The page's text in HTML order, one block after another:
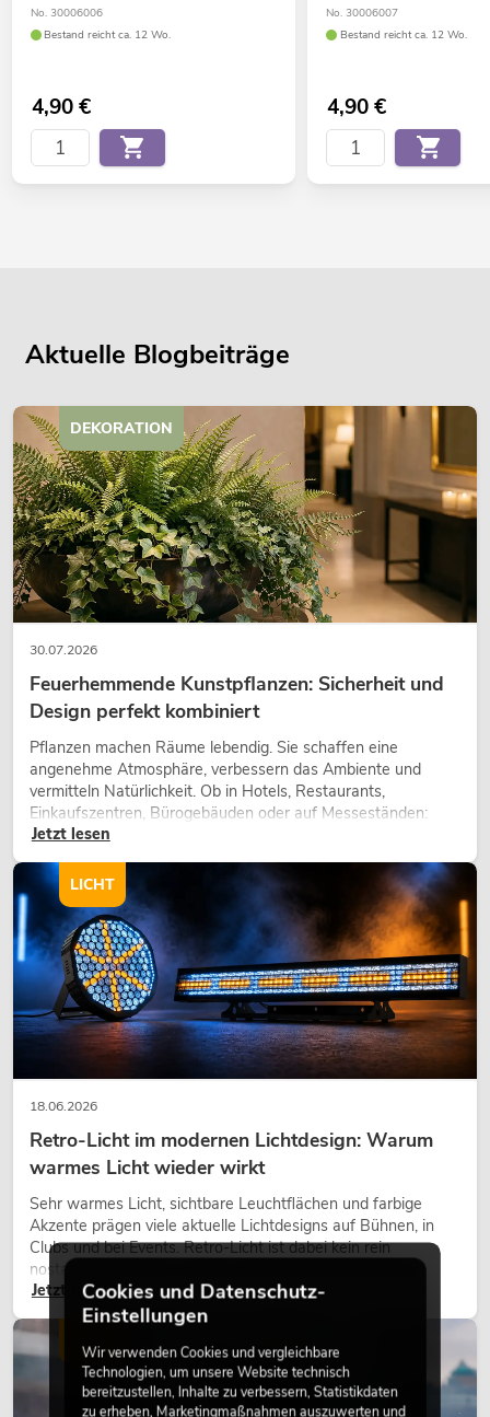
No. 30006006
Bestand reicht ca. 12 Wo.
4,90€
No. 30006007
Bestand reicht ca. 12 Wo.
4,90€
Aktuelle Blogbeiträge
30.07.2026
Feuerhemmende Kunstpflanzen: Sicherheit und
Design perfekt kombiniert
Pflanzen machen Räume lebendig. Sie schaffen eine
angenehme Atmosphäre, verbessern das Ambiente und
vermitteln Natürlichkeit. Ob in Hotels, Restaurants,
Einkaufszentren, Bürogebäuden oder auf Messeständen:
eine hochwertige Begrünung gehört heute längst zum
Jetzt lesen
DEKORATION
18.06.2026
Retro-Licht im modernen Lichtdesign: Warum
warmes Licht wieder wirkt
Sehr warmes Licht, sichtbare Leuchtflächen und farbige
Akzente prägen viele aktuelle Lichtdesigns auf Bühnen, in
Clubs und bei Events. Retro-Licht ist dabei kein rein
nostalgischer Effekt, sondern ein bewusst eingesetztes
Gestaltungsmittel: Es schafft Atmosphäre, gibt Szenen
Charakter und kann technische LED-Setups emotionaler
wirken lassen.
Jetzt lesen
LICHT
Cookies und Datenschutz-
Einstellungen
Wir verwenden Cookies und vergleichbare
Technologien, um unsere Website technisch
bereitzustellen, Inhalte zu verbessern, Statistikdaten
zu erheben, Marketingmaßnahmen auszuwerten und